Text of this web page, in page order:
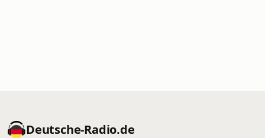
Deutsche-Radio.de